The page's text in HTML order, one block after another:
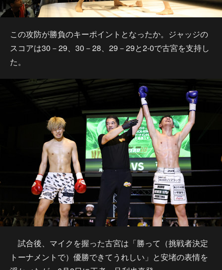
この攻防が勝負のキーポイントとなったか。ジャッジの
スコアは30－29、30－28、29－29と2-0で古宮を支持し
た。
試合後、マイクを握った古宮は「勝って（挑戦者決定
トーナメントで）優勝できてうれしい」と安堵の表情を